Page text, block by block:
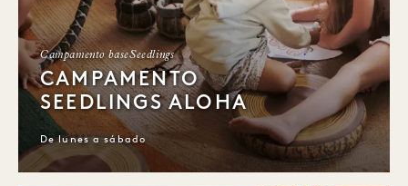
Campamento baseSeedlings
CAMPAMENTO
SEEDLINGS ALOHA
De lunes a sábado